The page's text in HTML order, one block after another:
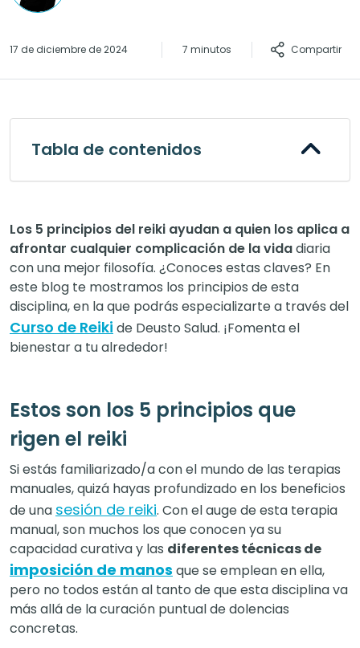
17 de diciembre de 2024 7 minutos Compartir
Tabla de contenidos
Los 5 principios del reiki ayudan a quien los aplica a
afrontar cualquier complicación de la vidadiaria
con una mejor filosofía. ¿Conoces estas claves? En
este blog te mostramos los principios de esta
disciplina, en la que podrás especializarte a través del
Curso de Reiki de Deusto Salud. ¡Fomenta el
bienestar a tu alrededor!
Estos son los 5 principios que
rigen el reiki
Si estás familiarizado/a con el mundo de las terapias
manuales, quizá hayas profundizado en los beneficios
de una sesión de reiki. Con el auge de esta terapia
manual, son muchos los que conocen ya su
capacidad curativa y las diferentes técnicas de
imposición de manos que se emplean en ella,
pero no todos están al tanto de que esta disciplina va
más allá de la curación puntual de dolencias
concretas.